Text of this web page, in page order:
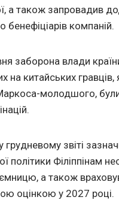
а також запровадив
компаній.
заборона влади
на китайських гравців,
молодшого, були
звіті
політики Філіппінам
а також
оцінкою у 2027 році.